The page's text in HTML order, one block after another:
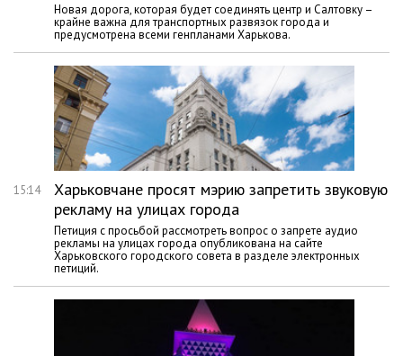
Новая дорога, которая будет соединять центр и Салтовку –
крайне важна для транспортных развязок города и
предусмотрена всеми генпланами Харькова.
15:14
Харьковчане просят мэрию запретить звуковую
рекламу на улицах города
Петиция с просьбой рассмотреть вопрос о запрете аудио
рекламы на улицах города опубликована на сайте
Харьковского городского совета в разделе электронных
петиций.